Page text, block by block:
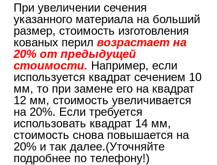
При увеличении сечения
указанного материала на больший
размер, стоимость изготовления
кованых перил возрастает на
20% от предыдущей
стоимости. Например, если
используется квадрат сечением 10
мм, то при замене его на квадрат
12 мм, стоимость увеличивается
на 20%. Если требуется
использовать квадрат 14 мм,
стоимость снова повышается на
20% и так далее.(Уточняйте
подробнее по телефону!)